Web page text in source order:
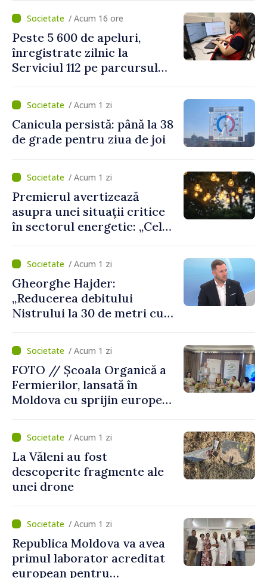
Mediu privind aplicarea a
două regulamente din
domeniu
/ Acum 16 ore
Peste 5 600 de apeluri,
înregistrate zilnic la
Serviciul 112 pe parcursul
cetățeni au solicitat
ambulanța/ Acum 1 zi
Canicula persistă: până la 38
de grade pentru ziua de joi
/ Acum 1 zi
Premierul avertizează
asupra unei situații critice
în sectorul energetic: „Cel
putea cumpăra nici curent
de avarie”/ Acum 1 zi
Gheorghe Hajder:
„Reducerea debitului
Nistrului la 30 de metri cubi
„catastrofă naturală”
/ Acum 1 zi
FOTO // Școala Organică a
Fermierilor, lansată în
Moldova cu sprijin european
agriculturii durabile
/ Acum 1 zi
La Văleni au fost
descoperite fragmente ale
unei drone
/ Acum 1 zi
Republica Moldova va avea
primul laborator acreditat
european pentru